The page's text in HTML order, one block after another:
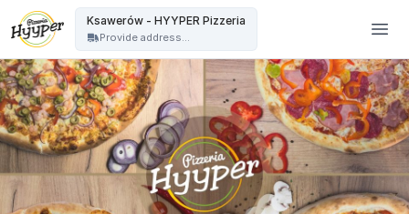
Ksawerów - HYYPER Pizzeria
Provide address...